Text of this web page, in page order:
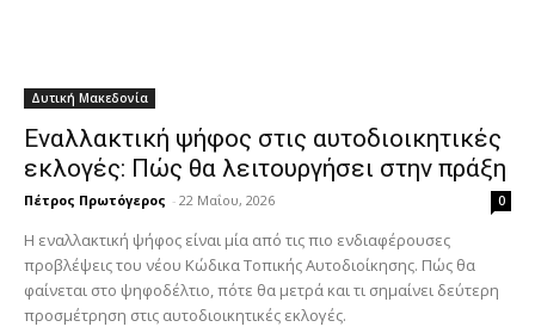
Δυτική Μακεδονία
Εναλλακτική ψήφος στις αυτοδιοικητικές
εκλογές: Πώς θα λειτουργήσει στην πράξη
Πέτρος Πρωτόγερος - 22 Μαΐου, 2026 0
Η εναλλακτική ψήφος είναι μία από τις πιο ενδιαφέρουσες
προβλέψεις του νέου Κώδικα Τοπικής Αυτοδιοίκησης. Πώς θα
φαίνεται στο ψηφοδέλτιο, πότε θα μετρά και τι σημαίνει δεύτερη
προσμέτρηση στις αυτοδιοικητικές εκλογές.